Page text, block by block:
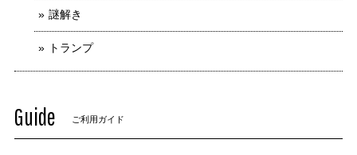
謎解き
トランプ
Guide ご利用ガイド